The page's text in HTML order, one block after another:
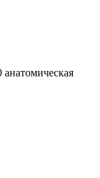
анатомическая